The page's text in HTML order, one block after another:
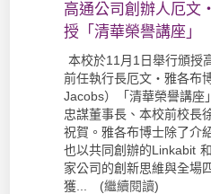
高通公司創辦人厄文
授「清華榮譽講座」
本校於11月1日舉行頒授
前任執行長厄文‧雅各布
Jacobs）「清華榮譽講座
忠謀董事長、本校前校長
祝賀。雅各布博士除了介
也以共同創辦的Linkabit
家公司的創新思維與全場
獲... (繼續閱讀)